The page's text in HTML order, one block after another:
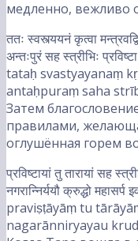
медленно, вежливо
ततः स्वस्त्ययनं कृत्वा
अन्तःपुरं सह स्त्रीभिः
tataḥ svastyayanaṃ
antaḥpuraṃ saha
Затем
правилами,
оглушённая горем
प्रविष्टायां तु तारायां सह
नगरान्निर्ययौ क्रुद्धो
praviṣṭāyāṃ tu
nagarānniryayau